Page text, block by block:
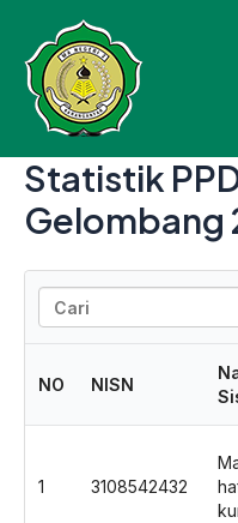
konten
Statistik
Gelombang
NO NISN
1 3108542432